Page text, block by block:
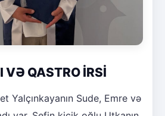
VƏ QASTRO İRSİ
Yalçınkayanın Sude, Emre və